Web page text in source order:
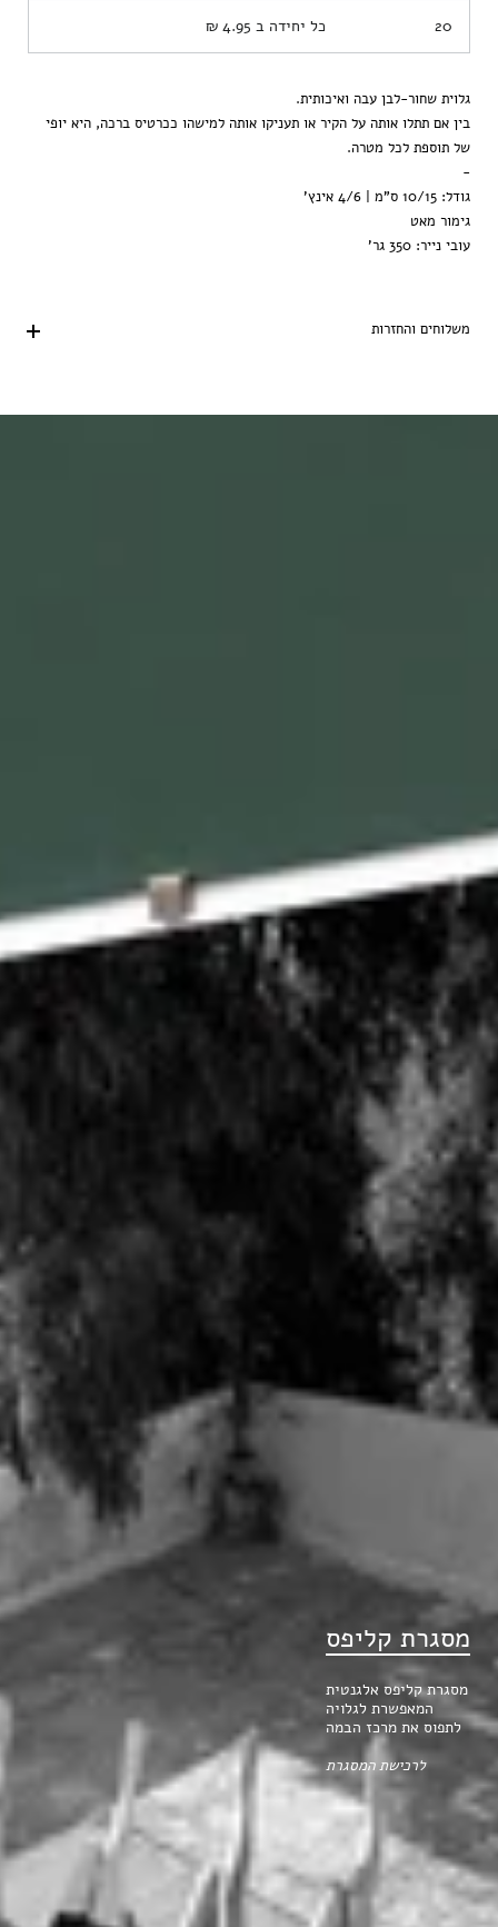
20 כל יחידה ב 4.95 ₪
גלוית שחור-לבן עבה ואיכותית.
בין אם תתלו אותה על הקיר או תעניקו אותה למישהו ככרטיס ברכה, היא יופי
של תוספת לכל מטרה.
-
גודל: 10/15 ס"מ | 4/6 אינץ'
גימור מאט
עובי נייר: 350 גר'
משלוחים והחזרות
מסגרת קליפס
מסגרת קליפס אלגנטית
המאפשרת לגלויה
לתפוס את מרכז הבמה
לרכישת המסגרת